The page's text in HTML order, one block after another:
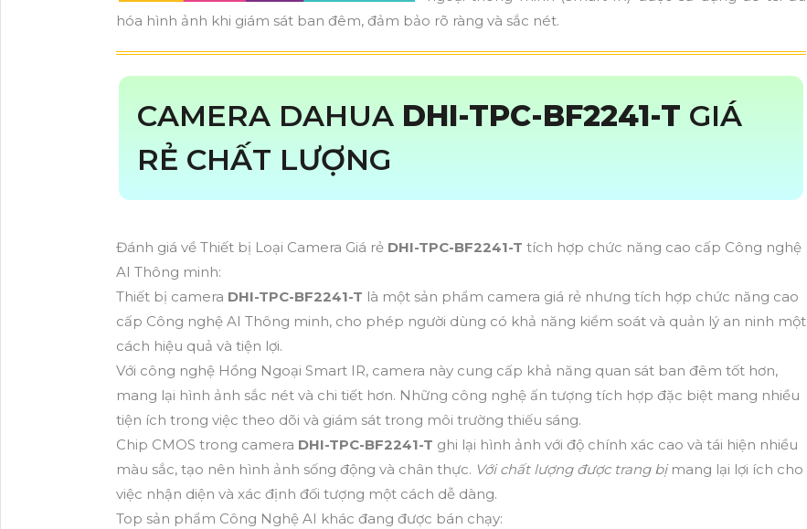
hóa hình ảnh khi giám sát ban đêm, đảm bảo rõ ràng và sắc nét.
CAMERA DAHUA DHI-TPC-BF2241-T GIÁ
RẺ CHẤT LƯỢNG
Đánh giá về Thiết bị Loại Camera Giá rẻ DHI-TPC-BF2241-T tích hợp chức năng cao cấp Công nghệ
AI Thông minh:
Thiết bị camera DHI-TPC-BF2241-T là một sản phẩm camera giá rẻ nhưng tích hợp chức năng cao
cấp Công nghệ AI Thông minh, cho phép người dùng có khả năng kiểm soát và quản lý an ninh một
cách hiệu quả và tiện lợi.
Với công nghệ Hồng Ngoại Smart IR, camera này cung cấp khả năng quan sát ban đêm tốt hơn,
mang lại hình ảnh sắc nét và chi tiết hơn. Những công nghệ ấn tượng tích hợp đặc biệt mang nhiều
tiện ích trong việc theo dõi và giám sát trong môi trường thiếu sáng.
Chip CMOS trong camera DHI-TPC-BF2241-T ghi lại hình ảnh với độ chính xác cao và tái hiện nhiều
màu sắc, tạo nên hình ảnh sống động và chân thực. Với chất lượng được trang bịmang lại lợi ích cho
việc nhận diện và xác định đối tượng một cách dễ dàng.
Top sản phẩm Công Nghệ AI khác đang được bán chạy: